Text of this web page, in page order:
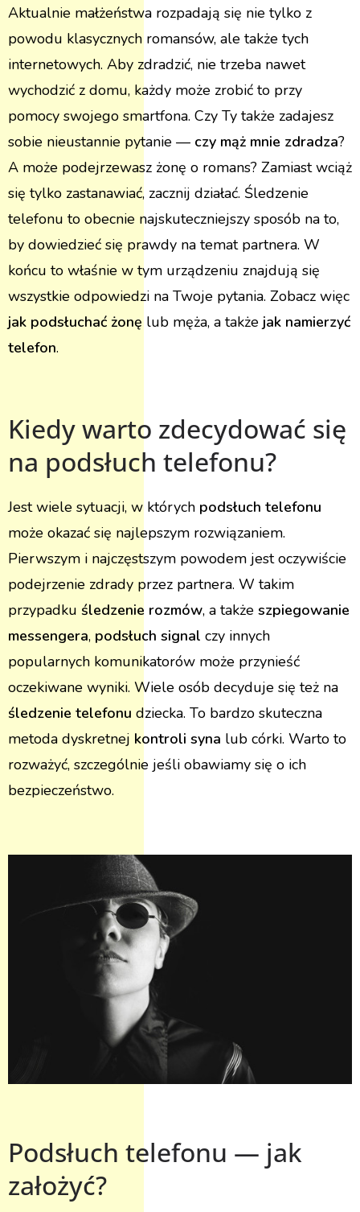
Aktualnie małżeństwa rozpadają się nie tylko z
powodu klasycznych romansów, ale także tych
internetowych. Aby zdradzić, nie trzeba nawet
wychodzić z domu, każdy może zrobić to przy
pomocy swojego smartfona. Czy Ty także zadajesz
sobie nieustannie pytanie — czy mąż mnie zdradza?
A może podejrzewasz żonę o romans? Zamiast wciąż
się tylko zastanawiać, zacznij działać. Śledzenie
telefonu to obecnie najskuteczniejszy sposób na to,
by dowiedzieć się prawdy na temat partnera. W
końcu to właśnie w tym urządzeniu znajdują się
wszystkie odpowiedzi na Twoje pytania. Zobacz więc
jak podsłuchać żonę lub męża, a także jak namierzyć
telefon.
Kiedy warto zdecydować się
na podsłuch telefonu?
Jest wiele sytuacji, w których podsłuch telefonu
może okazać się najlepszym rozwiązaniem.
Pierwszym i najczęstszym powodem jest oczywiście
podejrzenie zdrady przez partnera. W takim
przypadku śledzenie rozmów, a także szpiegowanie
messengera, podsłuch signal czy innych
popularnych komunikatorów może przynieść
oczekiwane wyniki. Wiele osób decyduje się też na
śledzenie telefonu dziecka. To bardzo skuteczna
metoda dyskretnej kontroli syna lub córki. Warto to
rozważyć, szczególnie jeśli obawiamy się o ich
bezpieczeństwo.
Podsłuch telefonu — jak
założyć?